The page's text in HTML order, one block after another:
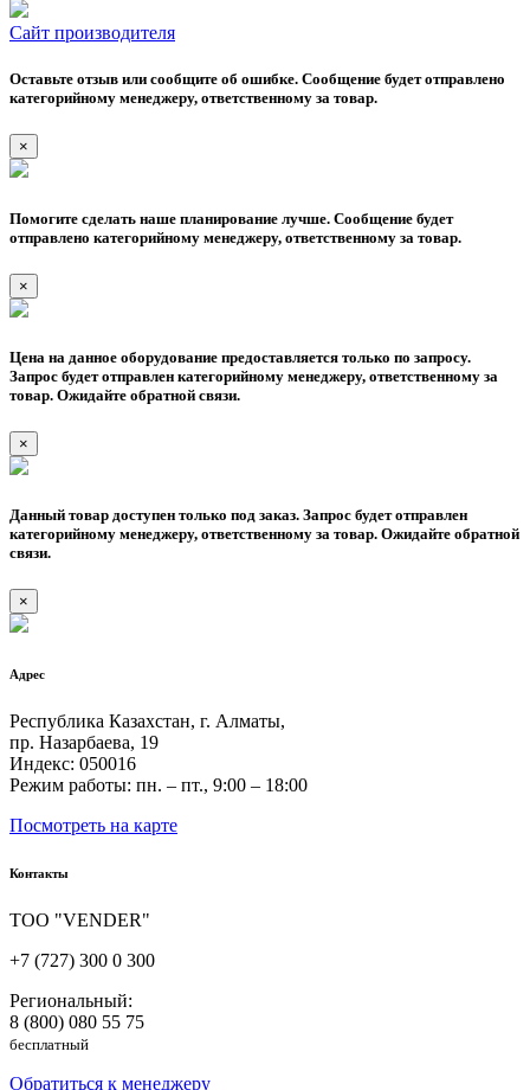
Сайт производителя
Оставьте отзыв или сообщите об ошибке. Сообщение будет отправлено
категорийному менеджеру, ответственному за товар.
×
Помогите сделать наше планирование лучше. Сообщение будет
отправлено категорийному менеджеру, ответственному за товар.
×
Цена на данное оборудование предоставляется только по запросу.
Запрос будет отправлен категорийному менеджеру, ответственному за
товар. Ожидайте обратной связи.
×
Данный товар доступен только под заказ. Запрос будет отправлен
категорийному менеджеру, ответственному за товар. Ожидайте обратной
связи.
×
Адрес
Республика Казахстан, г. Алматы,
пр. Назарбаева, 19
Индекс: 050016
Режим работы: пн. – пт., 9:00 – 18:00
Посмотреть на карте
Контакты
ТОО "VENDER"
+7 (727) 300 0 300
Региональный:
8 (800) 080 55 75
бесплатный
Обратиться к менеджеру